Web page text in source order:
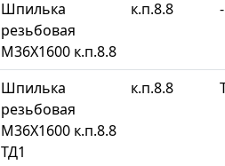
Шпилька
резьбовая
М36Х1600 к.п.8.8
к.п.8.8 -
Шпилька
резьбовая
М36Х1600 к.п.8.8
ТД1
к.п.8.8